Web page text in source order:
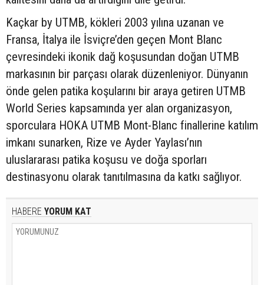
Kaçkar by UTMB, kökleri 2003 yılına uzanan ve
Fransa, İtalya ile İsviçre’den geçen Mont Blanc
çevresindeki ikonik dağ koşusundan doğan UTMB
markasının bir parçası olarak düzenleniyor. Dünyanın
önde gelen patika koşularını bir araya getiren UTMB
World Series kapsamında yer alan organizasyon,
sporculara HOKA UTMB Mont-Blanc finallerine katılım
imkanı sunarken, Rize ve Ayder Yaylası’nın
uluslararası patika koşusu ve doğa sporları
destinasyonu olarak tanıtılmasına da katkı sağlıyor.
HABERE YORUM KAT